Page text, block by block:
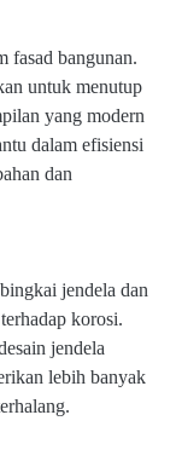
fasad bangunan.
untuk menutup
yang modern
dalam efisiensi
dan
jendela dan
korosi.
jendela
lebih banyak